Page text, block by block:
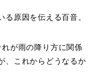
る原因を伝える百音。
れが雨の降り方に関係
、これからどうなるか